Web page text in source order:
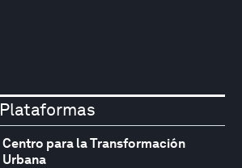
Plataformas
Centro para la Transformación
Urbana